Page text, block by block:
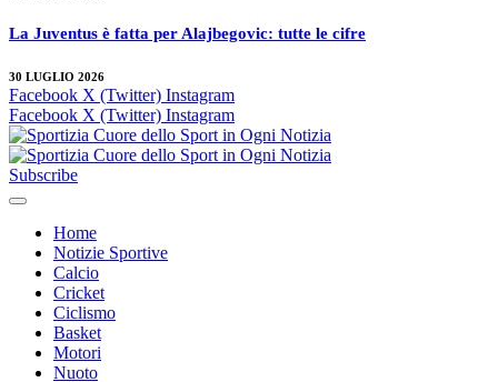
La Juventus è fatta per Alajbegovic: tutte le cifre
30 LUGLIO 2026
Facebook X (Twitter) Instagram
Facebook X (Twitter) Instagram
Subscribe
Home
Notizie Sportive
Calcio
Cricket
Ciclismo
Basket
Motori
Nuoto